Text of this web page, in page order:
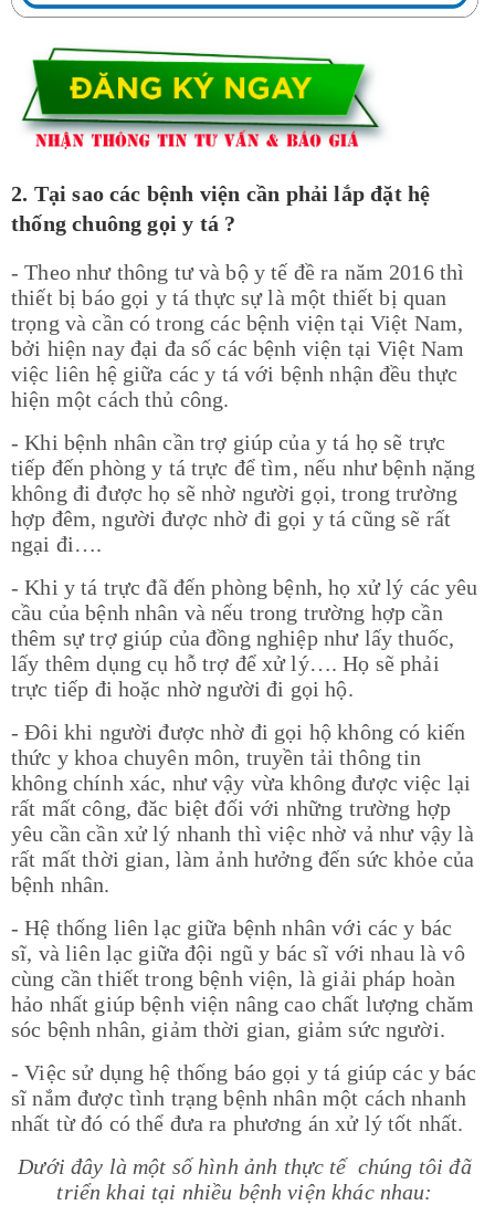
2. Tại sao các bệnh viện cần phải lắp đặt hệ
thống chuông gọi y tá ?
- Theo như thông tư và bộ y tế đề ra năm 2016 thì
thiết bị báo gọi y tá thực sự là một thiết bị quan
trọng và cần có trong các bệnh viện tại Việt Nam,
bởi hiện nay đại đa số các bệnh viện tại Việt Nam
việc liên hệ giữa các y tá với bệnh nhận đều thực
hiện một cách thủ công.
- Khi bệnh nhân cần trợ giúp của y tá họ sẽ trực
tiếp đến phòng y tá trực để tìm, nếu như bệnh nặng
không đi được họ sẽ nhờ người gọi, trong trường
hợp đêm, người được nhờ đi gọi y tá cũng sẽ rất
ngại đi….
- Khi y tá trực đã đến phòng bệnh, họ xử lý các yêu
cầu của bệnh nhân và nếu trong trường hợp cần
thêm sự trợ giúp của đồng nghiệp như lấy thuốc,
lấy thêm dụng cụ hỗ trợ để xử lý…. Họ sẽ phải
trực tiếp đi hoặc nhờ người đi gọi hộ.
- Đôi khi người được nhờ đi gọi hộ không có kiến
thức y khoa chuyên môn, truyền tải thông tin
không chính xác, như vậy vừa không được việc lại
rất mất công, đăc biệt đối với những trường hợp
yêu cần cần xử lý nhanh thì việc nhờ vả như vậy là
rất mất thời gian, làm ảnh hưởng đến sức khỏe của
bệnh nhân.
- Hệ thống liên lạc giữa bệnh nhân với các y bác
sĩ, và liên lạc giữa đội ngũ y bác sĩ với nhau là vô
cùng cần thiết trong bệnh viện, là giải pháp hoàn
hảo nhất giúp bệnh viện nâng cao chất lượng chăm
sóc bệnh nhân, giảm thời gian, giảm sức người.
- Việc sử dụng hệ thống báo gọi y tá giúp các y bác
sĩ nắm được tình trạng bệnh nhân một cách nhanh
nhất từ đó có thể đưa ra phương án xử lý tốt nhất.
Dưới đây là một số hình ảnh thực tế chúng tôi đã
triển khai tại nhiều bệnh viện khác nhau: